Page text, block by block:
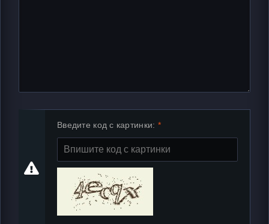
Введите код с картинки: